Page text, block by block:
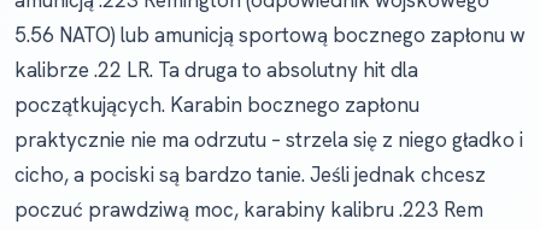
5.56 NATO) lub amunicją sportową bocznego zapłonu w
kalibrze .22 LR. Ta druga to absolutny hit dla
początkujących. Karabin bocznego zapłonu
praktycznie nie ma odrzutu – strzela się z niego gładko i
cicho, a pociski są bardzo tanie. Jeśli jednak chcesz
poczuć prawdziwą moc, karabiny kalibru .223 Rem